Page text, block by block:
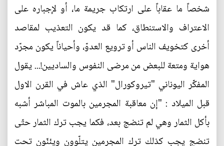
شخصاً ما عقاباً على ارتكاب جريمة ما، أو لإجباره على
الاعتراف والاستنطاق، كما قد يكون التعذيب لمقاصد
أخرى كتخويف الناس أو ترويع العدوّ، وأحياناً يكون مجرّد
هواية ومتعة للبعض من مرضى النفوس والساديين!... يقول
المفكّر اليوناني "تيروكورال" الذي عاش في القرن الاول
قبل الميلاد : "إن معاقبة المجرمين بالموت المباشر أشبه
بأكل الثمار وهي لم تنضج بعد، فكما يجب ترك الثمار حتّى
تنضج يجب كذلك ترك المجرمين يتلّوون ويئنّون تحت